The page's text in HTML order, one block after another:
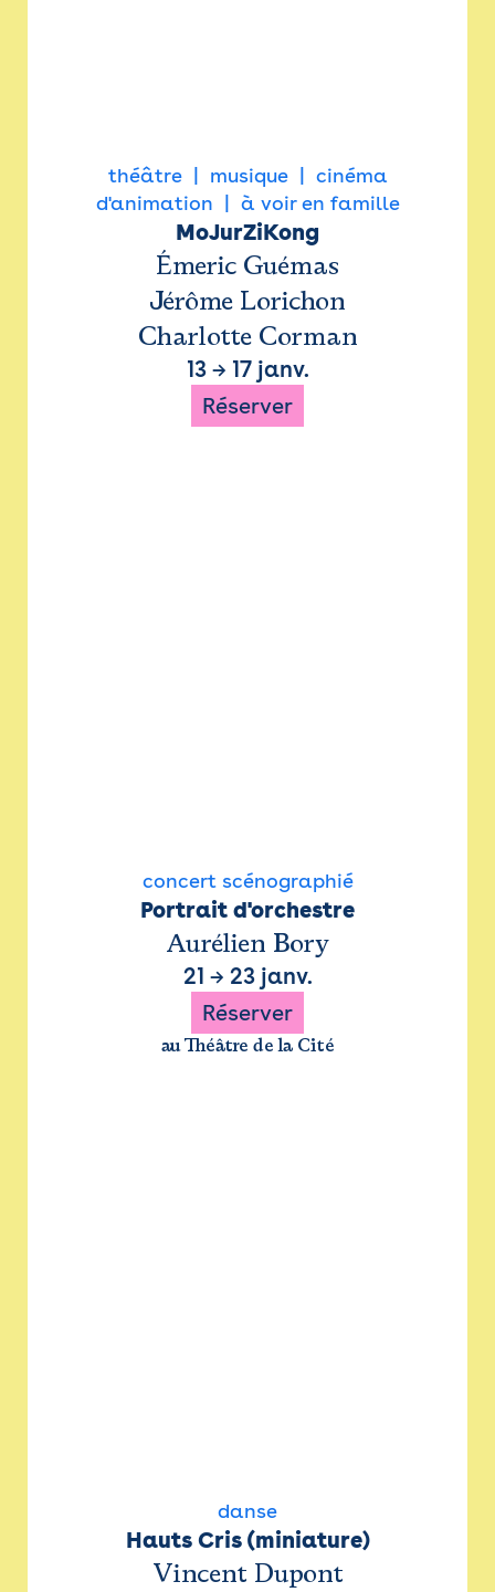
théâtre musique
cinéma
d'animation
à voir en famille
MoJurZiKong
Émeric Guémas
Jérôme Lorichon
Charlotte Corman
13→ 17 janv.
Réserver
concert scénographié
Portrait d'orchestre
Aurélien Bory
21 → 23 janv.
Réserver
au Théâtre de la Cité
danse
Hauts Cris (miniature)
Vincent Dupont